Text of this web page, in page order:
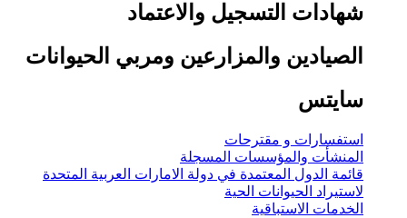
شهادات التسجيل والاعتماد
الصيادين والمزارعين ومربي الحيوانات
سايتس
استفسارات و مقترحات
المنشأت والمؤسسات المسجلة
قائمة الدول المعتمدة في دولة الامارات العربية المتحدة
لاستيراد الحيوانات الحية
الخدمات الاستباقية